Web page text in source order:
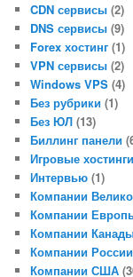
CDN сервисы (2)
DNS сервисы (9)
Forex хостинг (1)
VPN сервисы (2)
Windows VPS (4)
Без рубрики (1)
Без ЮЛ (13)
Биллинг панели
Игровые хостинги
Интервью (1)
Компании
Компании
Компании
Компании России
Компании США